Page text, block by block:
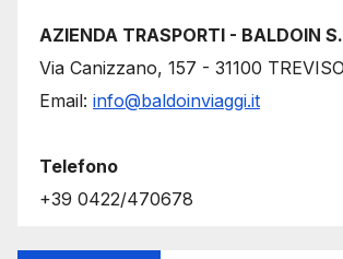
AZIENDA TRASPORTI - BALDOIN
Via Canizzano, 157 - 31100 TREVISO
Email: info@baldoinviaggi.it
Telefono
+39 0422/470678